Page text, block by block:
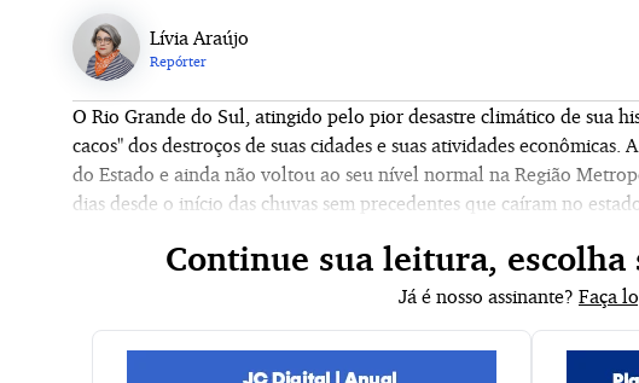
Lívia Araújo
Repórter
O Rio Grande do Sul, atingido pelo pior desastre climático de sua
cacos" dos destroços de suas cidades e suas atividades econômicas.
do Estado e ainda não voltou ao seu nível normal na Região
dias desde o início das chuvas sem precedentes que caíram no
Continue sua leitura, escolha
Já é nosso assinante? Faça